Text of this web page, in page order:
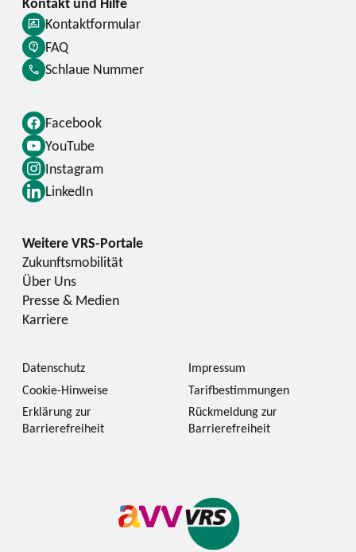
Facebook
YouTube
Instagram
LinkedIn
Kontaktformular
FAQ
Schlaue Nummer
Zukunftsmobilität
Über Uns
Presse & Medien
Karriere
Datenschutz
Impressum
Cookie-Hinweise
Tarifbestimmungen
Erklärung zur
Barrierefreiheit
Rückmeldung zur
Barrierefreiheit